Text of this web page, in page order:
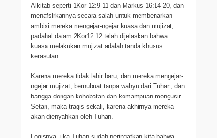
Alkitab seperti 1Kor 12:9-11 dan Markus 16:14-20, dan
menafsirkannya secara salah untuk membenarkan
ambisi mereka mengejar-ngejar kuasa dan mujizat,
padahal dalam 2Kor12:12 telah dijelaskan bahwa
kuasa melakukan mujizat adalah tanda khusus
kerasulan.
Karena mereka tidak lahir baru, dan mereka mengejar-
ngejar mujizat, bernubuat tanpa wahyu dari Tuhan, dan
bangga dengan kehebatan dan kemampuan mengusir
Setan, maka tragis sekali, karena akhirnya mereka
akan dienyahkan oleh Tuhan.
Logisnya, jika Tuhan sudah peringatkan kita bahwa